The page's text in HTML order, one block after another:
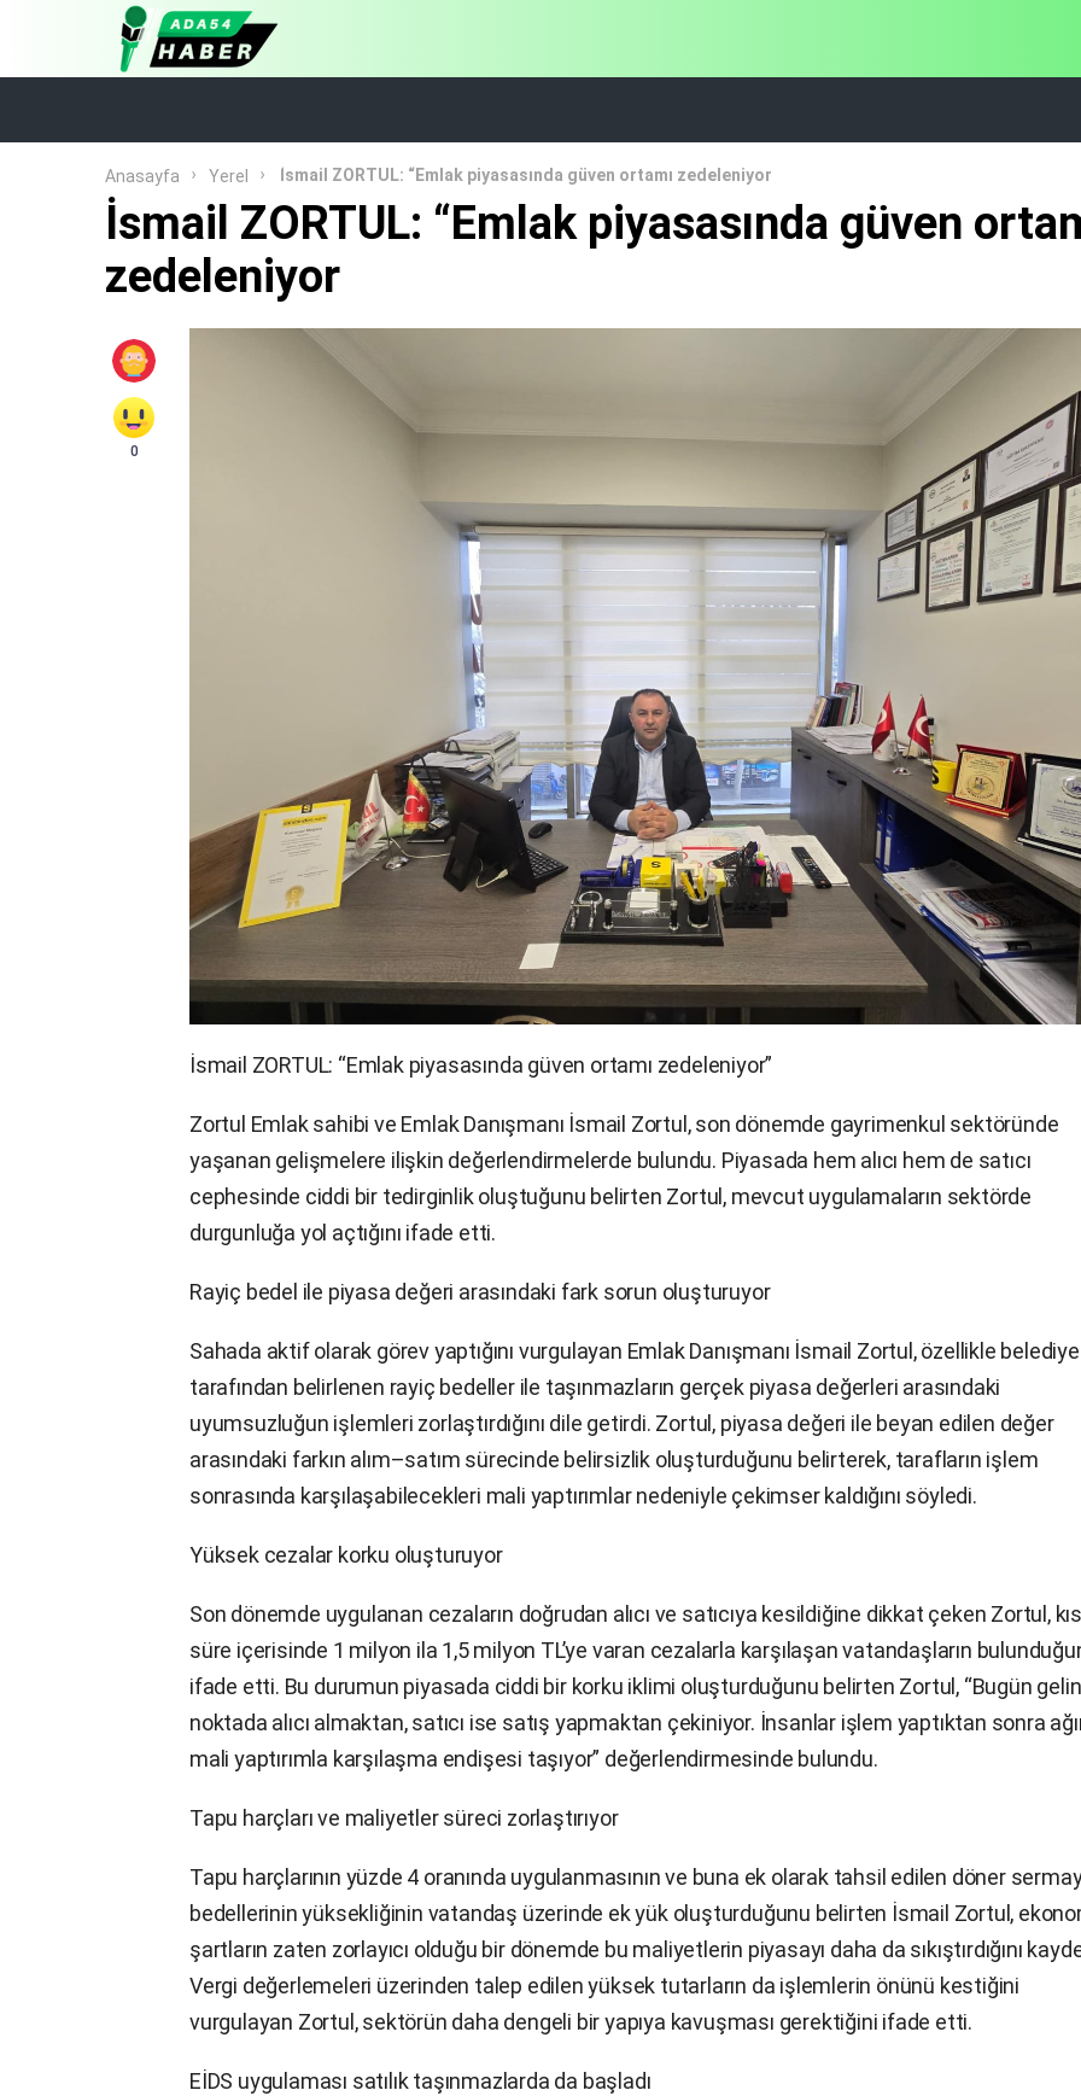
Anasayfa Yerel İsmail ZORTUL: “Emlak piyasasında güven ortamı zedeleniyor
İsmail ZORTUL: “Emlak piyasasında güven
zedeleniyor
0
İsmail ZORTUL: “Emlak piyasasında güven ortamı zedeleniyor”
Zortul Emlak sahibi ve Emlak Danışmanı İsmail Zortul, son dönemde gayrimenkul sektöründe
yaşanan gelişmelere ilişkin değerlendirmelerde bulundu. Piyasada hem alıcı hem de satıcı
cephesinde ciddi bir tedirginlik oluştuğunu belirten Zortul, mevcut uygulamaların sektörde
durgunluğa yol açtığını ifade etti.
Rayiç bedel ile piyasa değeri arasındaki fark sorun oluşturuyor
Sahada aktif olarak görev yaptığını vurgulayan Emlak Danışmanı İsmail Zortul, özellikle
tarafından belirlenen rayiç bedeller ile taşınmazların gerçek piyasa değerleri arasındaki
uyumsuzluğun işlemleri zorlaştırdığını dile getirdi. Zortul, piyasa değeri ile beyan edilen değer
arasındaki farkın alım–satım sürecinde belirsizlik oluşturduğunu belirterek, tarafların işlem
sonrasında karşılaşabilecekleri mali yaptırımlar nedeniyle çekimser kaldığını söyledi.
Yüksek cezalar korku oluşturuyor
Son dönemde uygulanan cezaların doğrudan alıcı ve satıcıya kesildiğine dikkat çeken Zortul,
süre içerisinde 1 milyon ila 1,5 milyon TL’ye varan cezalarla karşılaşan vatandaşların
ifade etti. Bu durumun piyasada ciddi bir korku iklimi oluşturduğunu belirten Zortul, “Bugün
noktada alıcı almaktan, satıcı ise satış yapmaktan çekiniyor. İnsanlar işlem yaptıktan sonra
mali yaptırımla karşılaşma endişesi taşıyor” değerlendirmesinde bulundu.
Tapu harçları ve maliyetler süreci zorlaştırıyor
Tapu harçlarının yüzde 4 oranında uygulanmasının ve buna ek olarak tahsil edilen döner
bedellerinin yüksekliğinin vatandaş üzerinde ek yük oluşturduğunu belirten İsmail Zortul,
şartların zaten zorlayıcı olduğu bir dönemde bu maliyetlerin piyasayı daha da sıkıştırdığını
Vergi değerlemeleri üzerinden talep edilen yüksek tutarların da işlemlerin önünü kestiğini
vurgulayan Zortul, sektörün daha dengeli bir yapıya kavuşması gerektiğini ifade etti.
EİDS uygulaması satılık taşınmazlarda da başladı